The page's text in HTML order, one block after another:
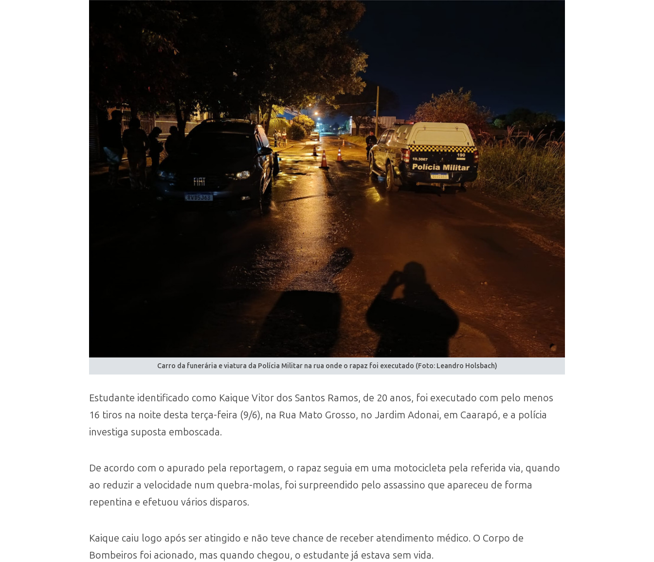
Carro da funerária e viatura da Polícia Militar na rua onde o rapaz foi executado (Foto: Leandro Holsbach)
Estudante identificado como Kaique Vitor dos Santos Ramos, de 20 anos, foi executado com pelo menos
16 tiros na noite desta terça-feira (9/6), na Rua Mato Grosso, no Jardim Adonai, em Caarapó, e a polícia
investiga suposta emboscada.
De acordo com o apurado pela reportagem, o rapaz seguia em uma motocicleta pela referida via, quando
ao reduzir a velocidade num quebra-molas, foi surpreendido pelo assassino que apareceu de forma
repentina e efetuou vários disparos.
Kaique caiu logo após ser atingido e não teve chance de receber atendimento médico. O Corpo de
Bombeiros foi acionado, mas quando chegou, o estudante já estava sem vida.